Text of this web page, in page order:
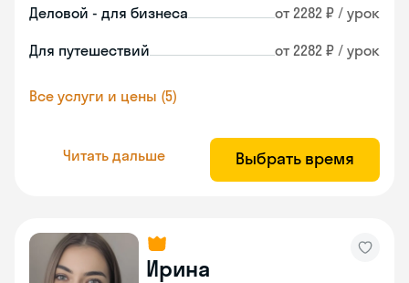
Деловой - для бизнеса от 2282 ₽ / урок
Для путешествий от 2282 ₽ / урок
Все услуги и цены (5)
Читать дальше Выбрать время
Ирина